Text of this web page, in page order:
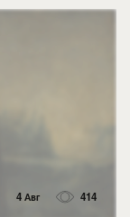
4 Авг 414